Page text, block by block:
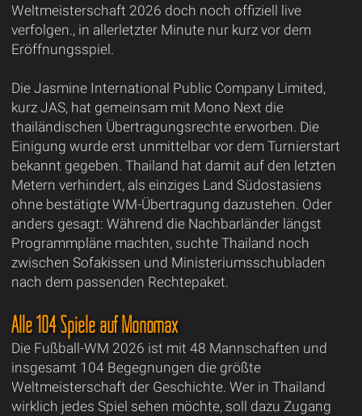
Weltmeisterschaft 2026 doch noch offiziell live
verfolgen., in allerletzter Minute nur kurz vor dem
Eröffnungsspiel.
Die Jasmine International Public Company Limited,
kurz JAS, hat gemeinsam mit Mono Next die
thailändischen Übertragungsrechte erworben. Die
Einigung wurde erst unmittelbar vor dem Turnierstart
bekannt gegeben. Thailand hat damit auf den letzten
Metern verhindert, als einziges Land Südostasiens
ohne bestätigte WM-Übertragung dazustehen. Oder
anders gesagt: Während die Nachbarländer längst
Programmpläne machten, suchte Thailand noch
zwischen Sofakissen und Ministeriumsschubladen
nach dem passenden Rechtepaket.
Alle 104 Spiele auf Monomax
Die Fußball-WM 2026 ist mit 48 Mannschaften und
insgesamt 104 Begegnungen die größte
Weltmeisterschaft der Geschichte. Wer in Thailand
wirklich jedes Spiel sehen möchte, soll dazu Zugang